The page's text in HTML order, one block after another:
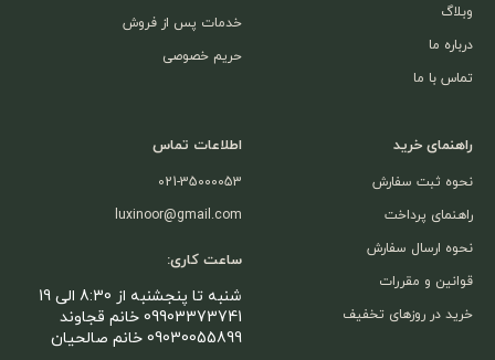
وبلاگ
درباره ما
تماس با ما
خدمات پس از فروش
حریم خصوصی
راهنمای خرید
نحوه ثبت سفارش
راهنمای پرداخت
نحوه ارسال سفارش
قوانین و مقررات
خرید در روزهای تخفیف
اطلاعات تماس
021-35000053
luxinoor@gmail.com
ساعت کاری:
شنبه تا پنجشنبه از 8:30 الی 19
09903373741 خانم قجاوند
09030055899 خانم صالحیان